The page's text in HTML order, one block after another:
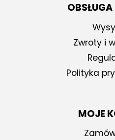
Zwroty i
Polityka
MOJE